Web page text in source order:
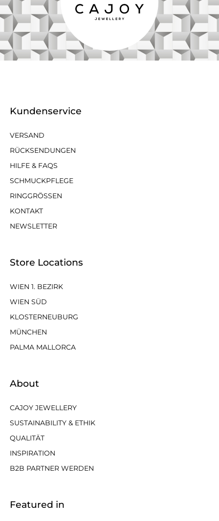
Kundenservice
VERSAND
RÜCKSENDUNGEN
HILFE & FAQS
SCHMUCKPFLEGE
RINGGRÖSSEN
KONTAKT
NEWSLETTER
Store Locations
WIEN 1. BEZIRK
WIEN SÜD
KLOSTERNEUBURG
MÜNCHEN
PALMA MALLORCA
About
CAJOY JEWELLERY
SUSTAINABILITY & ETHIK
QUALITÄT
INSPIRATION
B2B PARTNER WERDEN
Featured in